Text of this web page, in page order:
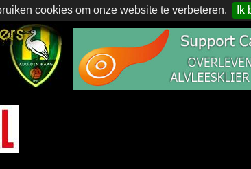
cookies om onze website te verbeteren. Ik